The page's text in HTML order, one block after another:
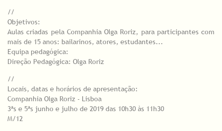
//
Objetivos:
Aulas criadas pela Companhia Olga Roriz, para participantes com
mais de 15 anos: bailarinos, atores, estudantes...
Equipa pedagógica:
Direção Pedagógica: Olga Roriz
//
Locais, datas e horários de apresentação:
Companhia Olga Roriz - Lisboa
3ªs e 5ªs junho e julho de 2019 das 10h30 às 11h30
M/12